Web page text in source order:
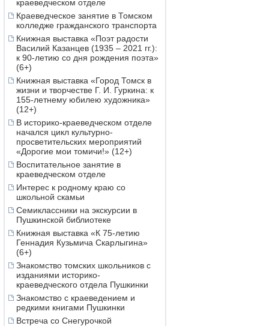
краеведческом отделе
Краеведческое занятие в Томском
колледже гражданского транспорта
Книжная выставка «Поэт радости
Василий Казанцев (1935 – 2021 гг.):
к 90-летию со дня рождения поэта»
(6+)
Книжная выставка «Город Томск в
жизни и творчестве Г. И. Гуркина: к
155-летнему юбилею художника»
(12+)
В историко-краеведческом отделе
начался цикл культурно-
просветительских мероприятий
«Дорогие мои томичи!» (12+)
Воспитательное занятие в
краеведческом отделе
Интерес к родному краю со
школьной скамьи
Семиклассники на экскурсии в
Пушкинской библиотеке
Книжная выставка «К 75-летию
Геннадия Кузьмича Скарлыгина»
(6+)
Знакомство томских школьников с
изданиями историко-
краеведческого отдела Пушкинки
Знакомство с краеведением и
редкими книгами Пушкинки
Встреча со Снегурочкой